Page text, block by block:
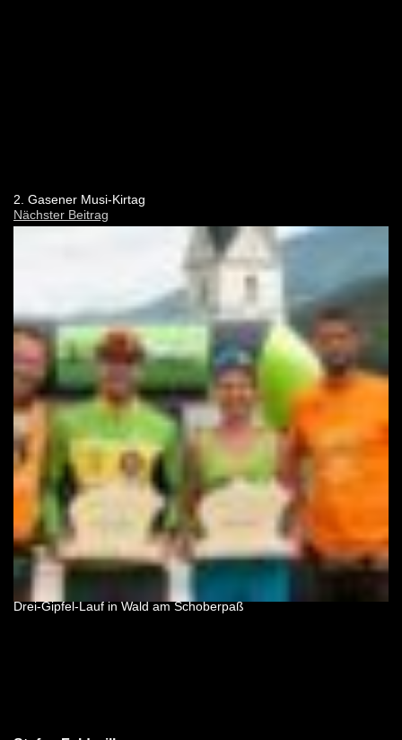
2. Gasener Musi-Kirtag
Nächster Beitrag
Drei-Gipfel-Lauf in Wald am Schoberpaß